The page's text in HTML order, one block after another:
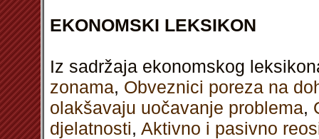
EKONOMSKI LEKSIKON
Iz sadržaja ekonomskog
zonama, Obveznici poreza na
olakšavaju uočavanje problema,
djelatnosti, Aktivno i pasivno